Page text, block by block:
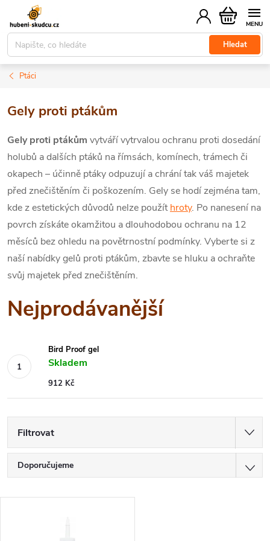
obsah
Hledat
Nákupní
košík
Ptáci
Gely proti ptákům
Gely proti ptákům vytváří vytrvalou ochranu proti dosedání
holubů a dalších ptáků na římsách, komínech, trámech či
okapech – účinně ptákyodpuzují a chrání tak váš majetek
před znečištěním či poškozením. Gely se hodí zejména tam,
kde z estetických důvodů nelze použíthroty. Po nanesení na
povrch získáte okamžitou a dlouhodobou ochranu na 12
měsíců bez ohledu na povětrnostní podmínky. Vyberte si z
naší nabídky gelů proti ptákům, zbavte se hluku a ochraňte
svůj majetek před znečištěním.
Nejprodávanější
Bird Proof gel
Skladem
912 Kč
Filtrovat
Ř
a
Doporučujeme
Nejprodávanější